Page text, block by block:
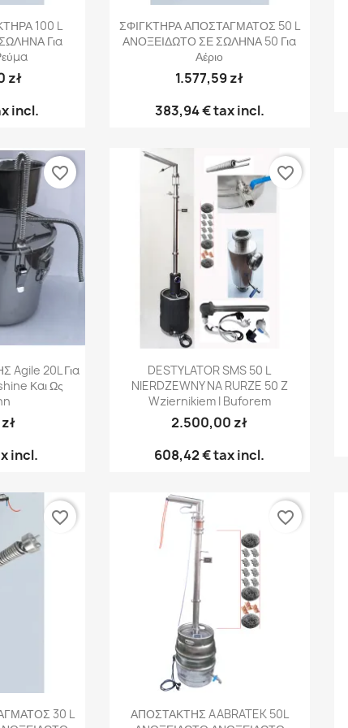
100 L
Για
zł
incl.
Γρήγορη προβολή
ΣΦΙΓΚΤΗΡΑ ΑΠΟΣΤΑΓΜΑΤΟΣ 50 L
ΑΝΟΞΕΙΔΩΤΟ ΣΕ ΣΩΛΗΝΑ 50 Για
Αέριο
1.577,59 zł
383,94 €tax incl.
Agile 20L Για
Και Ως
incl.
favorite_border
Γρήγορη προβολή
DESTYLATOR SMS 50 L
NIERDZEWNY NA RURZE 50 Z
Wziernikiem I Buforem
2.500,00 zł
608,42 €tax incl.
favorite_border
30 L
favorite_border
Γρήγορη προβολή
ΑΠΟΣΤΑΚΤΗΣ AABRATEK 50L
favorite_border